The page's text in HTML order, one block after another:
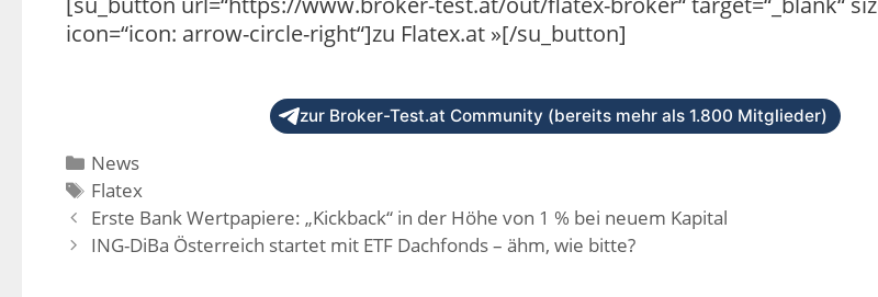
icon=“icon: arrow-circle-right“]zu Flatex.at »[/su_button]
zur Broker-Test.at Community (bereits mehr als 1.800 Mitglieder)
News
Flatex
Erste Bank Wertpapiere: „Kickback“ in der Höhe von 1 % bei neuem Kapital
ING-DiBa Österreich startet mit ETF Dachfonds – ähm, wie bitte?